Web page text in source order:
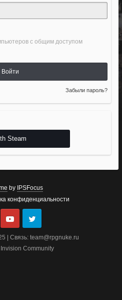
с общим доступом
Войти
Забыли пароль?
Steam
by IPSFocus
конфиденциальности
| Связь: team@rpgnuke.ru
Community